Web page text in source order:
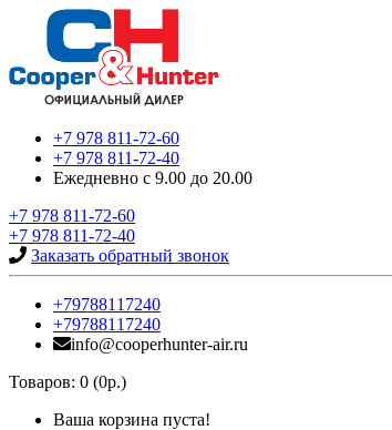
+7 978 811-72-60
+7 978 811-72-40
Ежедневно с 9.00 до 20.00
+7 978 811-72-60
+7 978 811-72-40
Заказать обратный звонок
+79788117240
+79788117240
info@cooperhunter-air.ru
Товаров: 0 (0р.)
Ваша корзина пуста!